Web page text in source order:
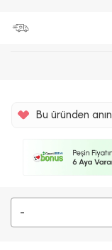
Bu üründen
-